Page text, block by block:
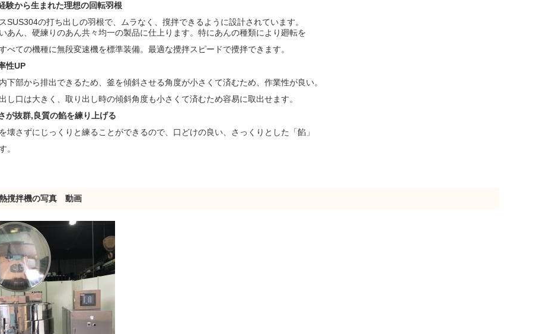
験から生まれた理想の回転羽根
SUS304の打ち出しの羽根で、ムラなく、撹拌できるように設計されています。
あん、硬練りのあん共々均一の製品に仕上ります。特にあんの種類により廻転を
べての機種に無段変速機を標準装備。最適な攪拌スピードで攪拌できます。
性UP
下部から排出できるため、釜を傾斜させる角度が小さくて済むため、作業性が良い。
し口は大きく、取り出し時の傾斜角度も小さくて済むため容易に取出せます。
が抜群,良質の餡を練り上げる
壊さずにじっくりと練ることができるので、口どけの良い、さっくりとした「餡」
。
撹拌機の写真 動画